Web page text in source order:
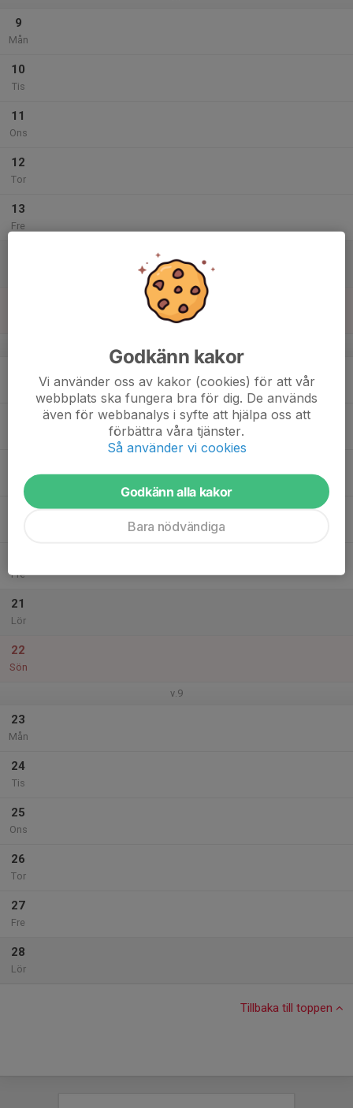
9
Mån
10
Tis
11
Ons
12
Tor
13
Fre
Ons
Fre
21
Lör
22
Sön
v.9
23
Mån
24
Tis
25
Ons
26
Tor
27
Fre
28
Lör
Tillbaka till toppen
Godkänn kakor
Vi använder oss av kakor (cookies) för att vår
webbplats ska fungera bra för dig. De används
även för webbanalys i syfte att hjälpa oss att
förbättra våra tjänster.
Så använder vi cookies
Godkänn alla kakor
Bara nödvändiga